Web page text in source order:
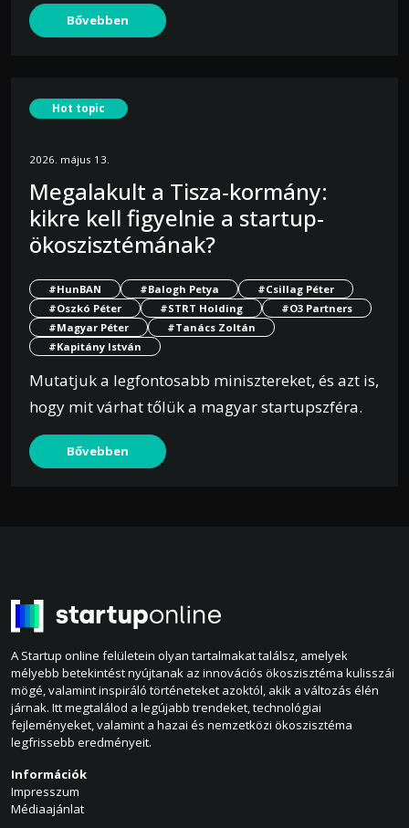
Bővebben
Hot topic
2026. május 13.
Megalakult a Tisza-kormány:
kikre kell figyelnie a startup-
ökoszisztémának?
#HunBAN #Balogh Petya
#Csillag Péter
#Oszkó Péter
#STRT Holding
#O3 Partners
#Magyar Péter
#Tanács Zoltán
#Kapitány István
Mutatjuk a legfontosabb minisztereket, és azt is,
hogy mit várhat tőlük a magyar startupszféra.
Bővebben
A Startup online felületein olyan tartalmakat találsz, amelyek
mélyebb betekintést nyújtanak az innovációs ökoszisztéma kulisszái
mögé, valamint inspiráló történeteket azoktól, akik a változás élén
járnak. Itt megtalálod a legújabb trendeket, technológiai
fejleményeket, valamint a hazai és nemzetközi ökoszisztéma
legfrissebb eredményeit.
Információk
Impresszum
Médiaajánlat